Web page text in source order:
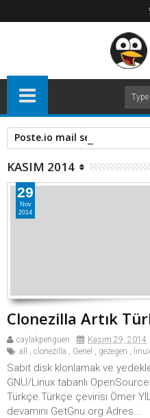
Poste.io mail server
KASIM 2014
Clonezilla Artık
caylakpenguen
Kasım 29, 2014
all
, clonezilla , Genel , gezegen ,
Sabit disk klonlamak ve
GNU/Linux tabanlı OpenSource
Türkçe.Türkçe çevirisi Ömer
devamını GetGnu.org Adres...
29
Nov
2014